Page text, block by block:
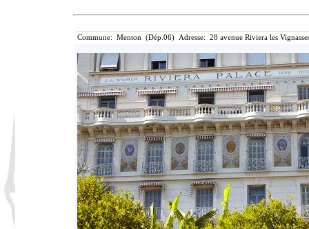
Commune: Menton (Dép.06) Adresse: 28 avenue Riviera les